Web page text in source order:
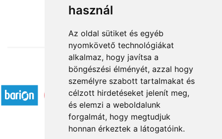
használ
Az oldal sütiket és egyéb
nyomkövető technológiákat
alkalmaz, hogy javítsa a
böngészési élményét, azzal hogy
személyre szabott tartalmakat és
célzott hirdetéseket jelenít meg,
és elemzi a weboldalunk
forgalmát, hogy megtudjuk
honnan érkeztek a látogatóink.
from HUF25,200
Accepted payment methods